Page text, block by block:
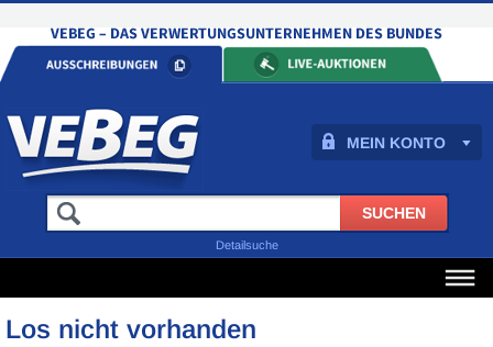
MEIN KONTO
Detailsuche
Los nicht vorhanden